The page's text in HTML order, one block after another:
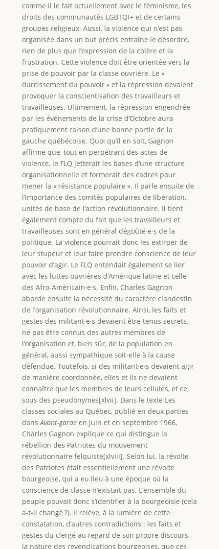
comme il le fait actuellement avec le féminisme, les
droits des communautés LGBTQI+ et de certains
groupes religieux. Aussi, la violence qui n’est pas
organisée dans un but précis entraîne le désordre,
rien de plus que l’expression de la colère et la
frustration. Cette violence doit être orientée vers la
prise de pouvoir par la classe ouvrière. Le «
durcissement du pouvoir » et la répression devaient
provoquer la conscientisation des travailleurs et
travailleuses. Ultimement, la répression engendrée
par les événements de la crise d’Octobre aura
pratiquement raison d’une bonne partie de la
gauche québécoise. Quoi qu’il en soit, Gagnon
affirme que, tout en perpétrant des actes de
violence, le FLQ jetterait les bases d’une structure
organisationnelle et formerait des cadres pour
mener la « résistance populaire ». Il parle ensuite de
l’importance des comités populaires de libération,
unités de base de l’action révolutionnaire. Il tient
également compte du fait que les travailleurs et
travailleuses sont en général dégoûté·e·s de la
politique. La violence pourrait donc les extirper de
leur stupeur et leur faire prendre conscience de leur
pouvoir d’agir. Le FLQ entendait également se lier
avec les luttes ouvrières d’Amérique latine et celle
des Afro-Américain·e·s. Enfin, Charles Gagnon
aborde ensuite la nécessité du caractère clandestin
de l’organisation révolutionnaire. Ainsi, les faits et
gestes des militant·e·s devaient être tenus secrets,
ne pas être connus des autres membres de
l’organisation et, bien sûr, de la population en
général, aussi sympathique soit-elle à la cause
défendue. Toutefois, si des militant·e·s devaient agir
de manière coordonnée, elles et ils ne devaient
connaître que les membres de leurs cellules, et ce,
sous des pseudonymes[xlvii]. Dans le texte Les
classes sociales au Québec, publié en deux parties
dansAvant-gardeen juin et en septembre 1966,
Charles Gagnon explique ce qui distingue la
rébellion des Patriotes du mouvement
révolutionnaire felquiste[xlviii]. Selon lui, la révolte
des Patriotes était essentiellement une révolte
bourgeoise, qui a eu lieu à une époque où la
conscience de classe n’existait pas. L’ensemble du
peuple pouvait donc s’identifier à la bourgeoisie (cela
a-t-il changé ?). Il relève, à la lumière de cette
constatation, d’autres contradictions : les faits et
gestes du clergé au regard de son propre discours,
la nature des revendications bourgeoises, que ces